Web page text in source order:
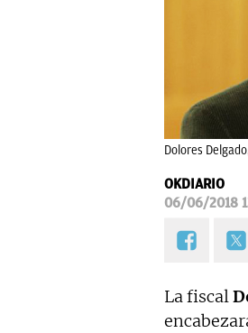
Dolores
OKDIARIO
06/06/2018
La fiscal